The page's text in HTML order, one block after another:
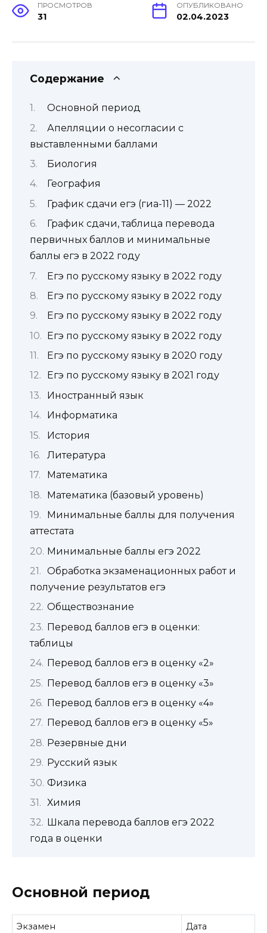
ПРОСМОТРОВ
31
ОПУБЛИКОВАНО
02.04.2023
Содержание
Основной период
Апелляции о несогласии с
выставленными баллами
Биология
География
График сдачи егэ (гиа-11) — 2022
График сдачи, таблица перевода
первичных баллов и минимальные
баллы егэ в 2022 году
Егэ по русскому языку в 2022 году
Егэ по русскому языку в 2022 году
Егэ по русскому языку в 2022 году
Егэ по русскому языку в 2022 году
Егэ по русскому языку в 2020 году
Егэ по русскому языку в 2021 году
Иностранный язык
Информатика
История
Литература
Математика
Математика (базовый уровень)
Минимальные баллы для получения
аттестата
Минимальные баллы егэ 2022
Обработка экзаменационных работ и
получение результатов егэ
Обществознание
Перевод баллов егэ в оценки:
таблицы
Перевод баллов егэ в оценку «2»
Перевод баллов егэ в оценку «3»
Перевод баллов егэ в оценку «4»
Перевод баллов егэ в оценку «5»
Резервные дни
Русский язык
Физика
Химия
Шкала перевода баллов егэ 2022
года в оценки
Основной период
Экзамен Дата